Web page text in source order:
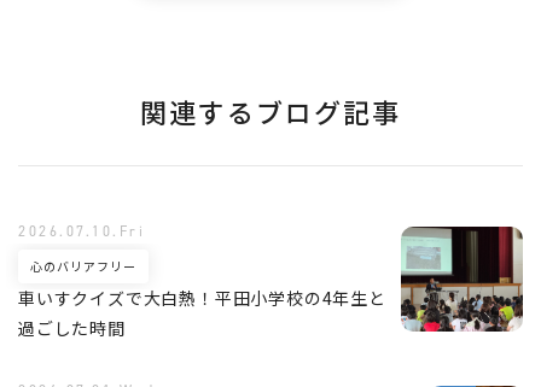
関連するブログ記事
車いすクイズで大白熱！平田小学校の4年生と
過ごした時間
心のバリアフリー
2026.07.10.Fri